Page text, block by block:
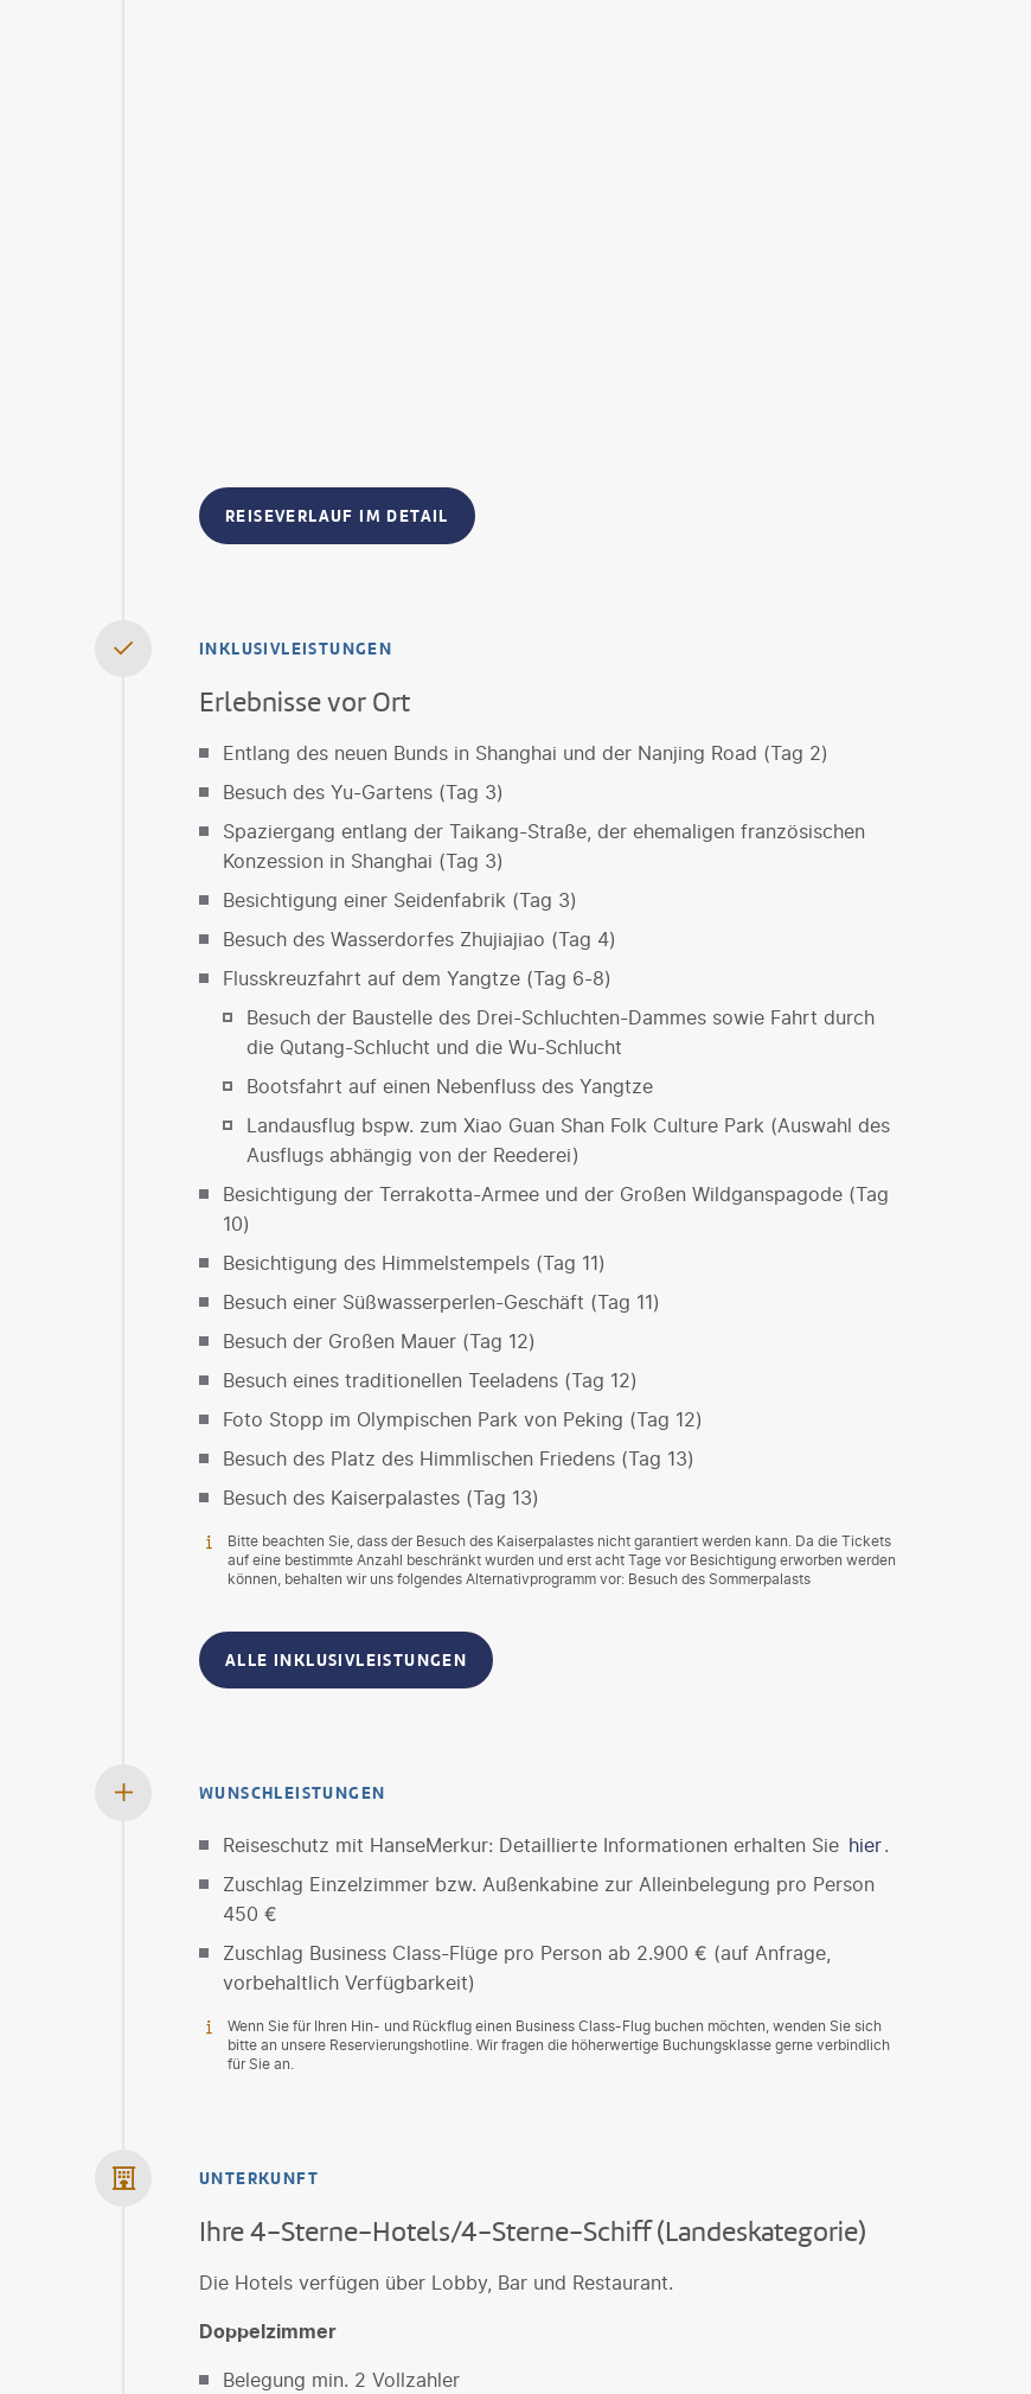
REISEVERLAUF IM DETAIL
INKLUSIVLEISTUNGEN
Erlebnisse vor Ort
Entlang des neuen Bunds in Shanghai und der Nanjing Road (Tag 2)
Besuch des Yu-Gartens (Tag 3)
Spaziergang entlang der Taikang-Straße, der ehemaligen französischen
Konzession in Shanghai (Tag 3)
Besichtigung einer Seidenfabrik (Tag 3)
Besuch des Wasserdorfes Zhujiajiao (Tag 4)
Flusskreuzfahrt auf dem Yangtze (Tag 6-8)
Besuch der Baustelle des Drei-Schluchten-Dammes sowie Fahrt durch
die Qutang-Schlucht und die Wu-Schlucht
Bootsfahrt auf einen Nebenfluss des Yangtze
Landausflug bspw. zum Xiao Guan Shan Folk Culture Park (Auswahl des
Ausflugs abhängig von der Reederei)
Besichtigung der Terrakotta-Armee und der Großen Wildganspagode (Tag
10)
Besichtigung des Himmelstempels (Tag 11)
Besuch einer Süßwasserperlen-Geschäft (Tag 11)
Besuch der Großen Mauer (Tag 12)
Besuch eines traditionellen Teeladens (Tag 12)
Foto Stopp im Olympischen Park von Peking (Tag 12)
Besuch des Platz des Himmlischen Friedens (Tag 13)
Besuch des Kaiserpalastes (Tag 13)
Bitte beachten Sie, dass der Besuch des Kaiserpalastes nicht garantiert werden kann. Da die Tickets
auf eine bestimmte Anzahl beschränkt wurden und erst acht Tage vor Besichtigung erworben werden
können, behalten wir uns folgendes Alternativprogramm vor: Besuch des Sommerpalasts
ALLE INKLUSIVLEISTUNGEN
WUNSCHLEISTUNGEN
Reiseschutz mit HanseMerkur: Detaillierte Informationen erhalten Sie hier .
Zuschlag Einzelzimmer bzw. Außenkabine zur Alleinbelegung pro Person
450 €
Zuschlag Business Class-Flüge pro Person ab 2.900 € (auf Anfrage,
vorbehaltlich Verfügbarkeit)
Wenn Sie für Ihren Hin- und Rückflug einen Business Class-Flug buchen möchten, wenden Sie sich
bitte an unsere Reservierungshotline. Wir fragen die höherwertige Buchungsklasse gerne verbindlich
für Sie an.
UNTERKUNFT
Ihre 4-Sterne-Hotels/4-Sterne-Schiff (Landeskategorie)
Die Hotels verfügen über Lobby, Bar und Restaurant.
Doppelzimmer
Belegung min. 2 Vollzahler